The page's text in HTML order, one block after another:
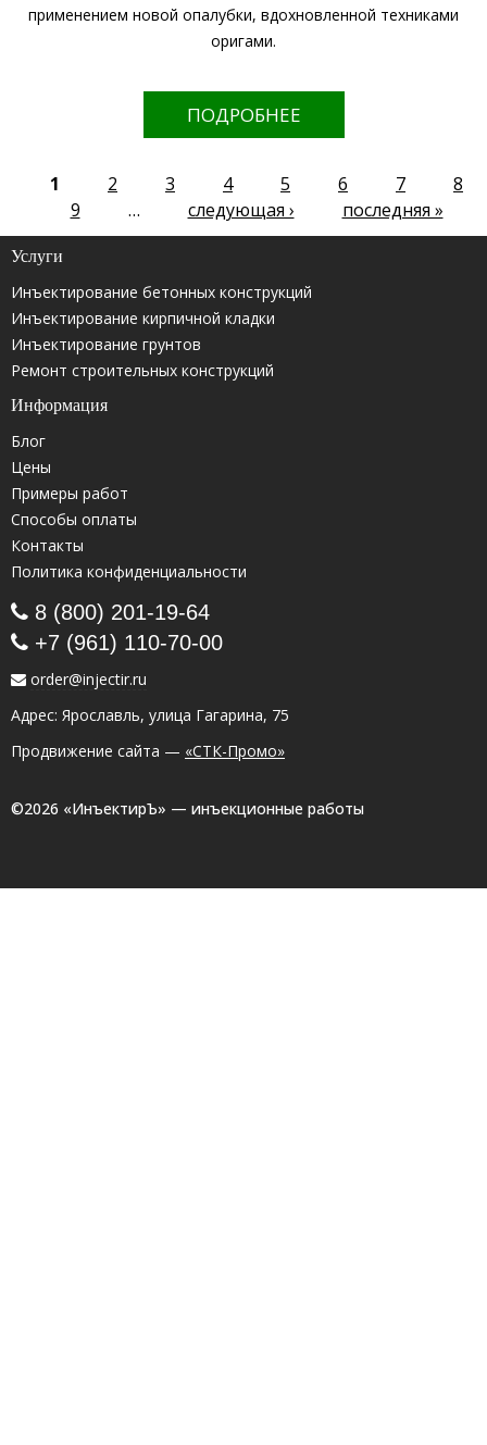
применением новой опалубки, вдохновленной техниками
оригами.
ПОДРОБНЕЕ
1 2 3 4 5 6 7
8
9
… следующая › последняя »
Услуги
Инъектирование бетонных конструкций
Инъектирование кирпичной кладки
Инъектирование грунтов
Ремонт строительных конструкций
Информация
Блог
Цены
Примеры работ
Способы оплаты
Контакты
Политика конфиденциальности
8 (800) 201-19-64
+7 (961) 110-70-00
order@injectir.ru
Адрес: Ярославль, улица Гагарина, 75
Продвижение сайта — «СТК-Промо»
©2026 «ИнъектирЪ» — инъекционные работы